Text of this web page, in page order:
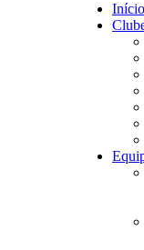
Início